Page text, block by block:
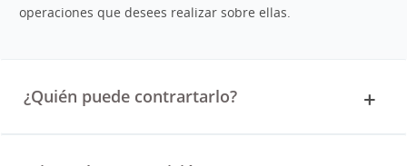
operaciones que desees realizar sobre ellas.
¿Quién puede contrartarlo?